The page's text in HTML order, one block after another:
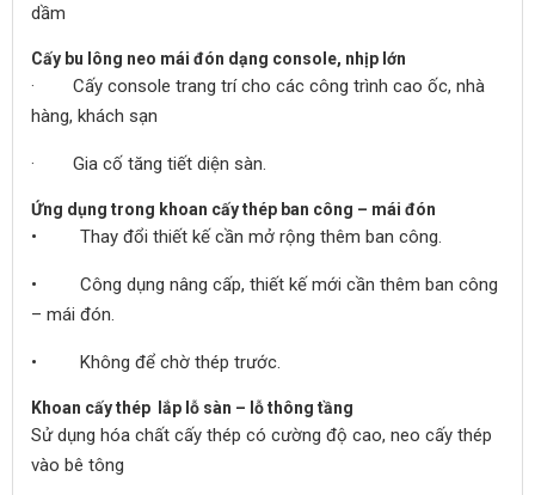
dầm
Cấy bu lông neo mái đón dạng console, nhịp lớn
· Cấy console trang trí cho các công trình cao ốc, nhà
hàng, khách sạn
· Gia cố tăng tiết diện sàn.
Ứng dụng trong khoan cấy thép ban công – mái đón
• Thay đổi thiết kế cần mở rộng thêm ban công.
• Công dụng nâng cấp, thiết kế mới cần thêm ban công
– mái đón.
• Không để chờ thép trước.
Khoan cấy thép lắp lỗ sàn – lỗ thông tầng
Sử dụng hóa chất cấy thép có cường độ cao, neo cấy thép
vào bê tông